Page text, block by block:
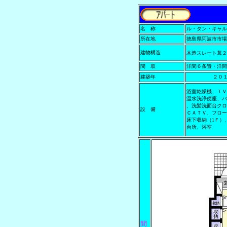
名 称
ル・タン・キャ
所在地
徳島県阿波市市
建物構造 木造スレート葺
間 取
洋間６条畳・洋
建築年
２０
設 備
浴室乾燥機、Ｔ
温水洗浄便座、
、洗髪洗面台ク
ＣＡＴＶ、フロ
床下収納（1Ｆ）
台所、浴室
間